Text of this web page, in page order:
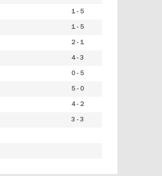
1 - 5
1 - 5
2 - 1
4 - 3
0 - 5
5 - 0
4 - 2
3 - 3